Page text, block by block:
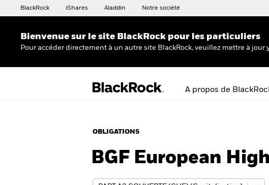
BlackRock iShares Aladdin Notre société
Bienvenue sur le site BlackRock pour les particuliers
Pour accéder directement à un autre site BlackRock, veuillez mettre à jour
A propos de
OBLIGATIONS
BGF European